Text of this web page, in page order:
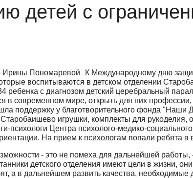
детей с
К Международному дню
воспитываются в детском отделении
ребенка с диагнозом детский церебральный
в современном мире, открыть для них
поддержку у благотворительного фонда "Наши
игрушки, комплекты для рукоделия,
психологи Центра психолого-медико-
На прием к психологам попали ребята в
- это не помеха для дальнейшей
детского отделения имеют цели в жизни,
а в дальнейшем развить качества, необходимые